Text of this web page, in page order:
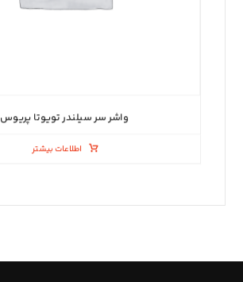
واشر سر سیلندر تویوتا پریوس
اطلاعات بیشتر